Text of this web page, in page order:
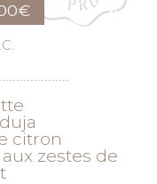
€
citron
zestes de